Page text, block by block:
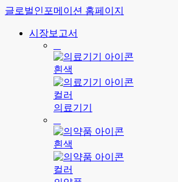
글로벌인포메이션 홈페이지
시장보고서
의료기기